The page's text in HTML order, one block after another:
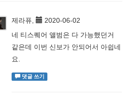
제라퓨,
2020-06-02
네 티스퀘어 앨범은 다 가능했던거
같은데 이번 신보가 안되어서 아쉽네
요.
댓글 쓰기